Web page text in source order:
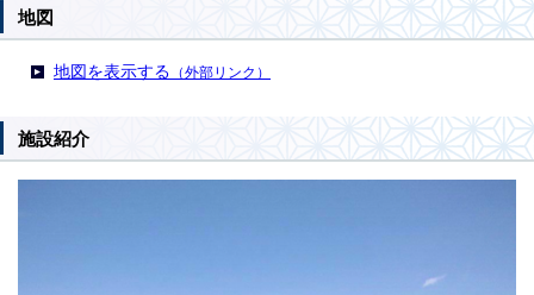
地図
地図を表示する （外部リンク）
施設紹介